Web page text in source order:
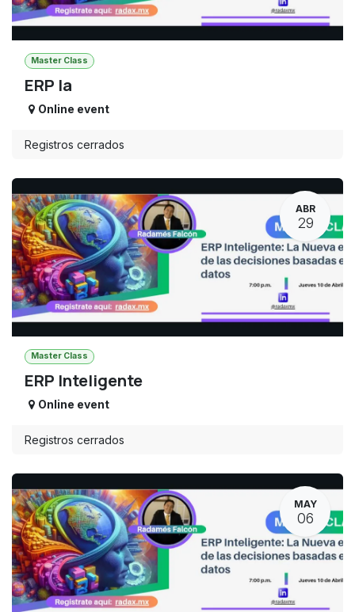
Master Class
ERP Ia
Online event
Registros cerrados
ABR
29
Master Class
ERP Inteligente
Online event
Registros cerrados
MAY
06